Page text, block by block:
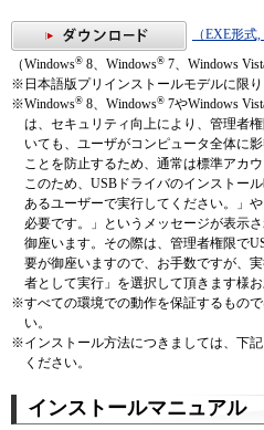
（EXE形式,
（Windows® 8、Windows® 7、Windows
※日本語版プリインストールモデルに限り
※Windows® 8、Windows® 7やWindows
は、セキュリティ向上により、管理者
いても、ユーザがコンピュータ全体に
ことを防止するため、通常は標準アカ
このため、USBドライバのインストー
あるユーザーで実行してください。」
必要です。」というメッセージが表示
御座います。その際は、管理者権限で
要が御座いますので、お手数ですが、
者として実行」を選択して頂きます様お
※すべての環境での動作を保証するもの
い。
※インストール方法につきましては、下
ください。
インストールマニュアル